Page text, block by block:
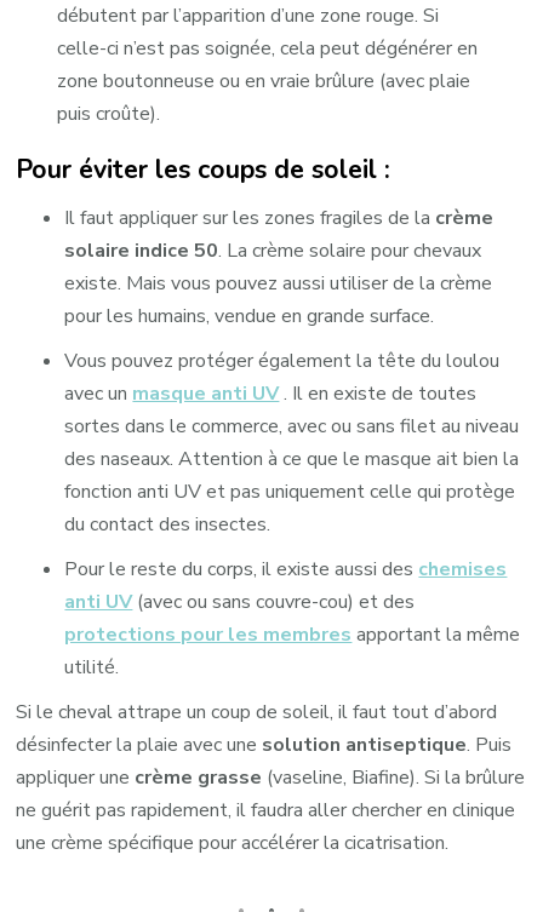
débutent par l’apparition d’une zone rouge. Si
celle-ci n’est pas soignée, cela peut dégénérer en
zone boutonneuse ou en vraie brûlure (avec plaie
puis croûte).
Pour éviter les coups de soleil :
Il faut appliquer sur les zones fragiles de la crème
solaire indice 50. La crème solaire pour chevaux
existe. Mais vous pouvez aussi utiliser de la crème
pour les humains, vendue en grande surface.
Vous pouvez protéger également la tête du loulou
avec un masque anti UV. Il en existe de toutes
sortes dans le commerce, avec ou sans filet au niveau
des naseaux. Attention à ce que le masque ait bien la
fonction anti UV et pas uniquement celle qui protège
du contact des insectes.
Pour le reste du corps, il existe aussi des chemises
anti UV(avec ou sans couvre-cou) et des
protections pour les membres apportant la même
utilité.
Si le cheval attrape un coup de soleil, il faut tout d’abord
désinfecter la plaie avec une solution antiseptique. Puis
appliquer une crème grasse (vaseline, Biafine). Si la brûlure
ne guérit pas rapidement, il faudra aller chercher en clinique
une crème spécifique pour accélérer la cicatrisation.